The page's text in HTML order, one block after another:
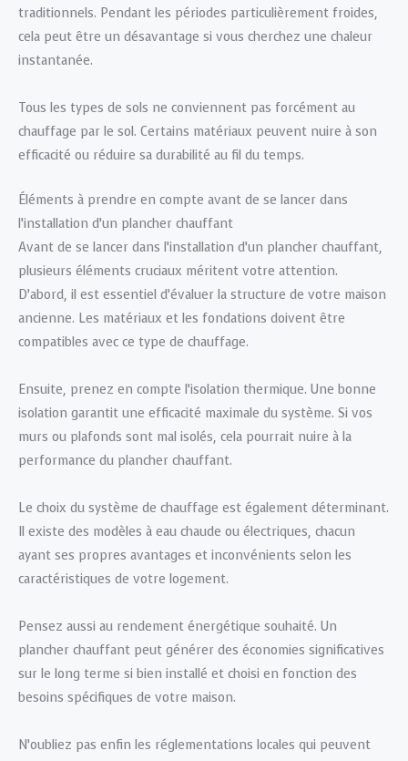
traditionnels. Pendant les périodes particulièrement froides,
cela peut être un désavantage si vous cherchez une chaleur
instantanée.
Tous les types de sols ne conviennent pas forcément au
chauffage par le sol. Certains matériaux peuvent nuire à son
efficacité ou réduire sa durabilité au fil du temps.
Éléments à prendre en compte avant de se lancer dans
l’installation d’un plancher chauffant
Avant de se lancer dans l’installation d’un plancher chauffant,
plusieurs éléments cruciaux méritent votre attention.
D’abord, il est essentiel d’évaluer la structure de votre maison
ancienne. Les matériaux et les fondations doivent être
compatibles avec ce type de chauffage.
Ensuite, prenez en compte l’isolation thermique. Une bonne
isolation garantit une efficacité maximale du système. Si vos
murs ou plafonds sont mal isolés, cela pourrait nuire à la
performance du plancher chauffant.
Le choix du système de chauffage est également déterminant.
Il existe des modèles à eau chaude ou électriques, chacun
ayant ses propres avantages et inconvénients selon les
caractéristiques de votre logement.
Pensez aussi au rendement énergétique souhaité. Un
plancher chauffant peut générer des économies significatives
sur le long terme si bien installé et choisi en fonction des
besoins spécifiques de votre maison.
N’oubliez pas enfin les réglementations locales qui peuvent